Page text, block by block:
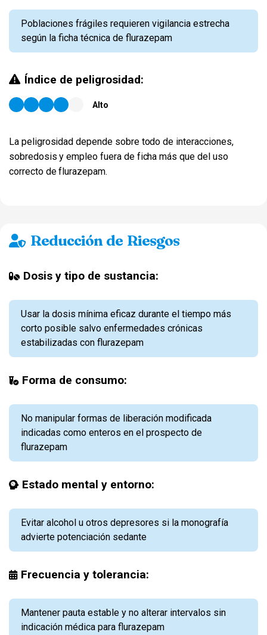
Poblaciones frágiles requieren vigilancia estrecha
según la ficha técnica de flurazepam
Índice de peligrosidad:
Alto
La peligrosidad depende sobre todo de interacciones,
sobredosis y empleo fuera de ficha más que del uso
correcto de flurazepam.
Reducción de Riesgos
Dosis y tipo de sustancia:
Usar la dosis mínima eficaz durante el tiempo más
corto posible salvo enfermedades crónicas
estabilizadas con flurazepam
Forma de consumo:
No manipular formas de liberación modificada
indicadas como enteros en el prospecto de
flurazepam
Estado mental y entorno:
Evitar alcohol u otros depresores si la monografía
advierte potenciación sedante
Frecuencia y tolerancia:
Mantener pauta estable y no alterar intervalos sin
indicación médica para flurazepam